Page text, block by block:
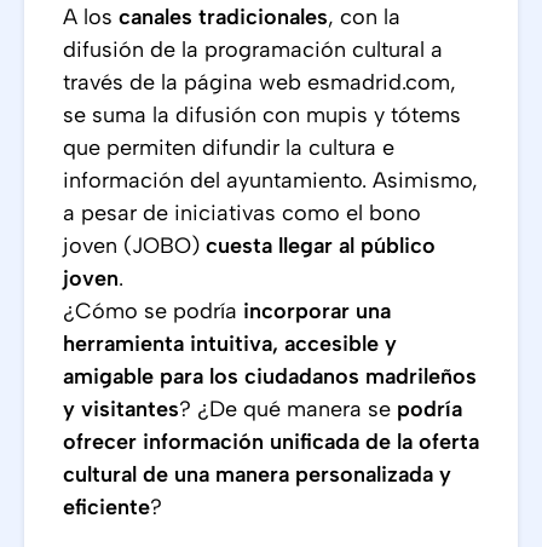
A los canales tradicionales, con la
difusión de la programación cultural a
través de la página web esmadrid.com,
se suma la difusión con mupis y tótems
que permiten difundir la cultura e
información del ayuntamiento. Asimismo,
a pesar de iniciativas como el bono
joven (JOBO) cuesta llegar al público
joven.
¿Cómo se podría incorporar una
herramienta intuitiva, accesible y
amigable para los ciudadanos madrileños
y visitantes? ¿De qué manera se podría
ofrecer información unificada de la oferta
cultural de una manera personalizada y
eficiente?